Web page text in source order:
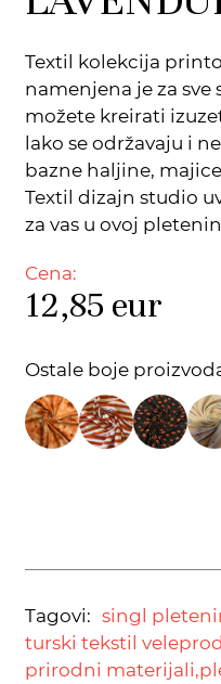
Textil kolekcija
namenjena je za sve
možete kreirati
lako se održavaju i
bazne haljine,
Textil dizajn studio
za vas u ovoj
Cena:
12,85 eur
Ostale boje
Tagovi: singl
turski tekstil
prirodni materijali,